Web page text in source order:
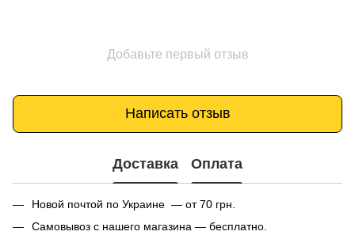
Добавьте первый отзыв
Написать отзыв
Доставка Оплата
Новой почтой по Украине — от 70 грн.
Самовывоз с нашего магазина — бесплатно.